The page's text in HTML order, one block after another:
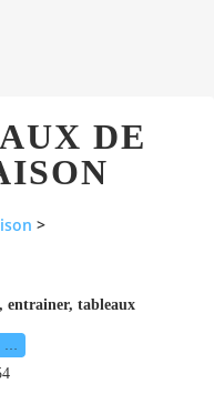
DE
>
entrainer, tableaux